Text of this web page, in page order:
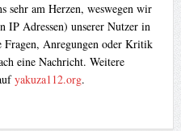
sehr am Herzen, weswegen wir
IP Adressen) unserer Nutzer in
Fragen, Anregungen oder Kritik
eine Nachricht. Weitere
yakuza112.org.